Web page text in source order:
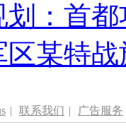
：首
某特
| 联系我们 | 广告服务